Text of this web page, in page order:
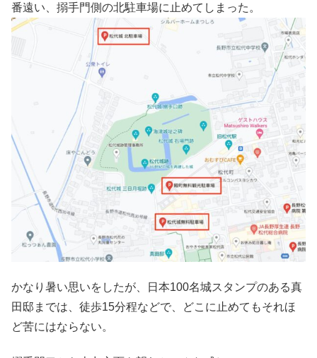
番遠い、搦手門側の北駐車場に止めてしまった。
かなり暑い思いをしたが、日本100名城スタンプのある真
田邸までは、徒歩15分程などで、どこに止めてもそれほ
ど苦にはならない。